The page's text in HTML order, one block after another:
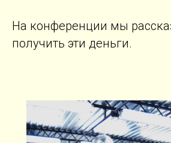
На конференции мы
получить эти деньги.